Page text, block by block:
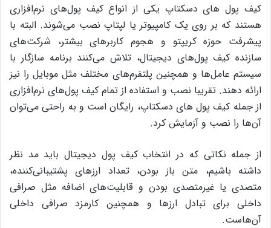
کیف پول های دسکتاپ یکی از انواع کیف پول‌های نرم‌افزاری
هستند که بر روی یک کامپیوتر یا لپتاپ نصب می‌شوند. البته با
پیشرفت حوزه‌ کریپتو و هجوم کاربرهای بیشتر،‌ شرکت‌های
سازنده‌ کیف پول‌های دیجیتال، تلاش می‌کنند برنامه‌ سازگار با
سیستم عامل‌‌ها و همچنین پلتفرم‌های مختلف مثل موبایل را نیز
ارائه دهند. تقریبا نصب و استفاده از تمام کیف پول‌های نرم‌افزاری
از جمله کیف پول های دسکتاپ، رایگان است و به راحتی می‌توان
آن‌ها را نصب و آزمایش کرد.
از جمله نکاتی که در انتخاب کیف پول دیجیتال باید مد نظر
داشته باشیم،‌ متن باز بودن، تعداد ارزهای پشتیبانی‌کننده،
متصدی یا غیرمتصدی بودن و قابلیت‌های اضافه مثل صرافی
داخلی برای تبادل ارزها و همچنین کارمزد صرافی داخلی
آن‌هاست.